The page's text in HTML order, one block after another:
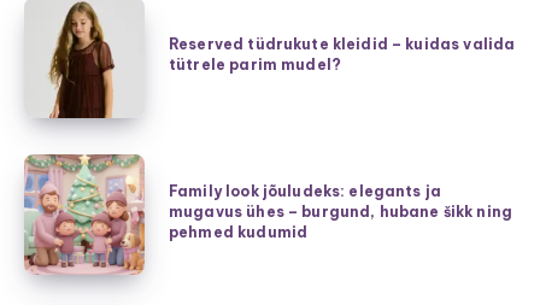
Reserved
tüdrukute
kleidid
kuidas
valida
tütrele
parim
mudel?
Reserved tüdrukute kleidid – kuidas valida
tütrele parim mudel?
Family
look
jõuludeks:
elegants
Family look jõuludeks: elegants ja
mugavus ühes – burgund, hubane šikk ning
pehmed kudumid